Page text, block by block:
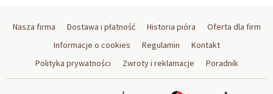
Nasza firma Dostawa i płatność Historia pióra
Oferta dla firm
Informacje o cookies
Regulamin
Kontakt
Polityka prywatności
Zwroty i reklamacje Poradnik